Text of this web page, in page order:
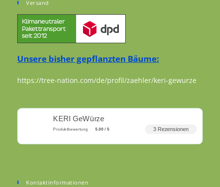
Versand
Unsere bisher gepflanzten Bäume:
https://tree-nation.com/de/profil/zaehler/keri-gewurze
KERI GeWürze
Produktbewertung 5.00 / 5 3 Rezensionen
Kontaktinformationen